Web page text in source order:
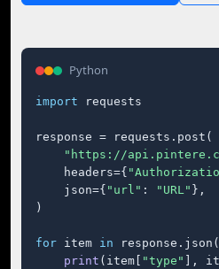
Python
import requests
response = requests.post(
"https://
    headers={
    json={
"url" : "URL" },
)
for item in
print (item[ "type" ],